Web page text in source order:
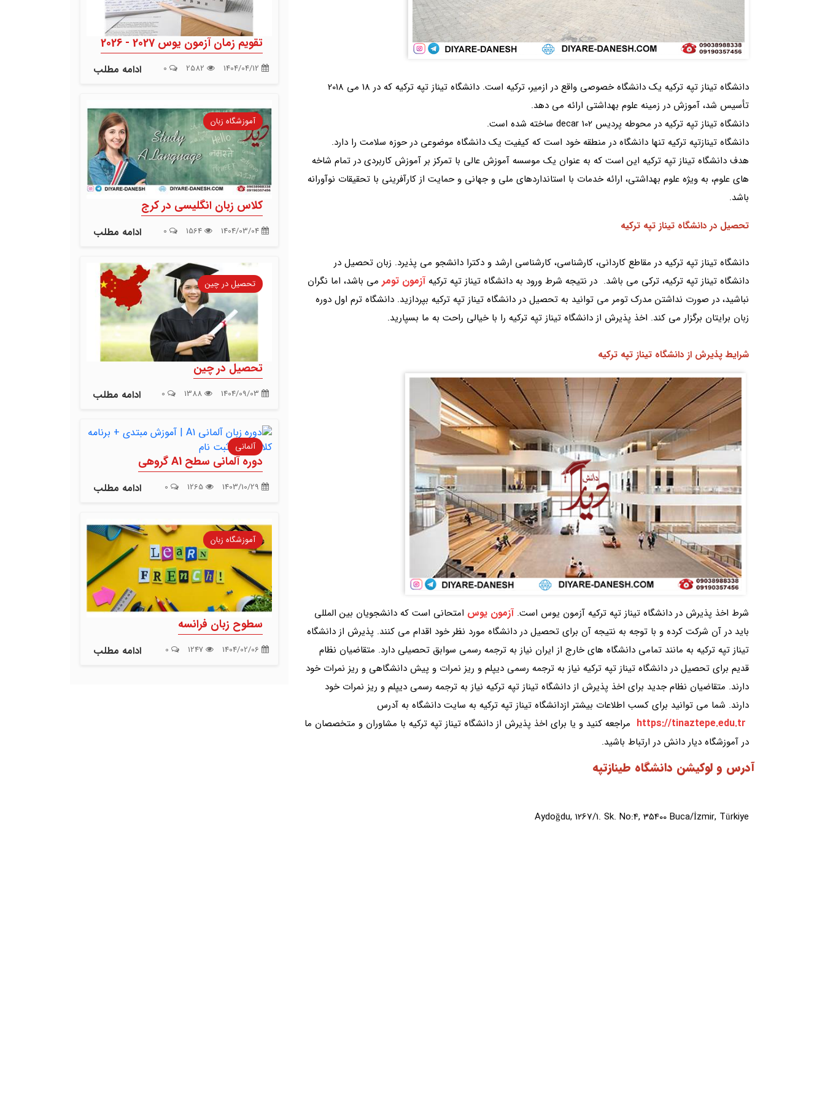
دانشگاه تیناز تپه ترکیه یک دانشگاه خصوصی واقع در ازمیر، ترکیه است. دانشگاه تیناز تپه ترکیه که در 18 می 2018
تأسیس شد، آموزش در زمینه علوم بهداشتی ارائه می دهد.
دانشگاه تیناز تپه ترکیه در محوطه پردیس 102 decar ساخته شده است.
دانشگاه تینازتپه ترکیه تنها دانشگاه در منطقه خود است که کیفیت یک دانشگاه موضوعی در حوزه سلامت را دارد.
هدف دانشگاه تیناز تپه ترکیه این است که به عنوان یک موسسه آموزش عالی با تمرکز بر آموزش کاربردی در تمام شاخه
های علوم، به ویژه علوم بهداشتی، ارائه خدمات با استانداردهای ملی و جهانی و حمایت از کارآفرینی با تحقیقات نوآورانه
باشد.
تحصیل در دانشگاه تیناز تپه ترکیه
دانشگاه تیناز تپه ترکیه در مقاطع کاردانی، کارشناسی، کارشناسی ارشد و دکترا دانشجو می پذیرد. زبان تحصیل در
دانشگاه تیناز تپه ترکیه، ترکی می باشد. در نتیجه شرط ورود به دانشگاه تیناز تپه ترکیهآزمون تومر می باشد، اما نگران
نباشید، در صورت نداشتن مدرک تومر می توانید به تحصیل در دانشگاه تیناز تپه ترکیه بپردازید. دانشگاه ترم اول دوره
زبان برایتان برگزار می کند. اخذ پذیرش از دانشگاه تیناز تپه ترکیه را با خیالی راحت به ما بسپارید.
شرایط پذیرش از دانشگاه تیناز تپه ترکیه
شرط اخذ پذیرش در دانشگاه تیناز تپه ترکیه آزمون یوس است.آزمون یوس امتحانی است که دانشجویان بین المللی
باید در آن شرکت کرده و با توجه به نتیجه آن برای تحصیل در دانشگاه مورد نظر خود اقدام می کنند. پذیرش از دانشگاه
تیناز تپه ترکیه به مانند تمامی دانشگاه های خارج از ایران نیاز به ترجمه رسمی سوابق تحصیلی دارد. متقاضیان نظام
قدیم برای تحصیل در دانشگاه تیناز تپه ترکیه نیاز به ترجمه رسمی دیپلم و ریز نمرات و پیش دانشگاهی و ریز نمرات خود
دارند. متقاضیان نظام جدید برای اخذ پذیرش از دانشگاه تیناز تپه ترکیه نیاز به ترجمه رسمی دیپلم و ریز نمرات خود
دارند. شما می توانید برای کسب اطلاعات بیشتر ازدانشگاه تیناز تپه ترکیه به سایت دانشگاه به آدرس
https://tinaztepe.edu.tr مراجعه کنید و یا برای اخذ پذیرش از دانشگاه تیناز تپه ترکیه با مشاوران و متخصصان ما
در آموزشگاه دیار دانش در ارتباط باشید.
آدرس و لوکیشن دانشگاه طینازتپه
Aydoğdu, 1267/1. Sk. No:4, 35400 Buca/İzmir, Türkiye
تقویم زمان آزمون یوس 2027 - 2026
ادامه مطلب
آموزشگاه زبان
کلاس زبان انگلیسی در کرج
ادامه مطلب
تحصیل در چین
تحصیل در چین
ادامه مطلب
آلمانی
دوره آلمانی سطح A1 گروهی
ادامه مطلب
آموزشگاه زبان
سطوح زبان فرانسه
ادامه مطلب